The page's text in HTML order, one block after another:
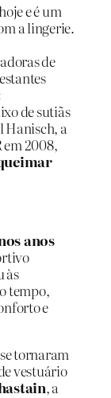
e é um
a lingerie.
de
de sutiãs
Hanisch, a
2008,
anos
às
tempo,
e
tornaram
vestuário
, a